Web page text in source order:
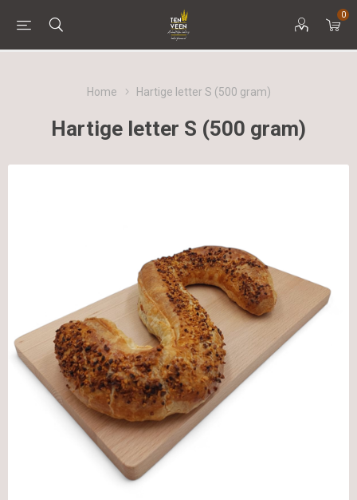
0
Home Hartige letter S (500 gram)
Hartige letter S (500 gram)